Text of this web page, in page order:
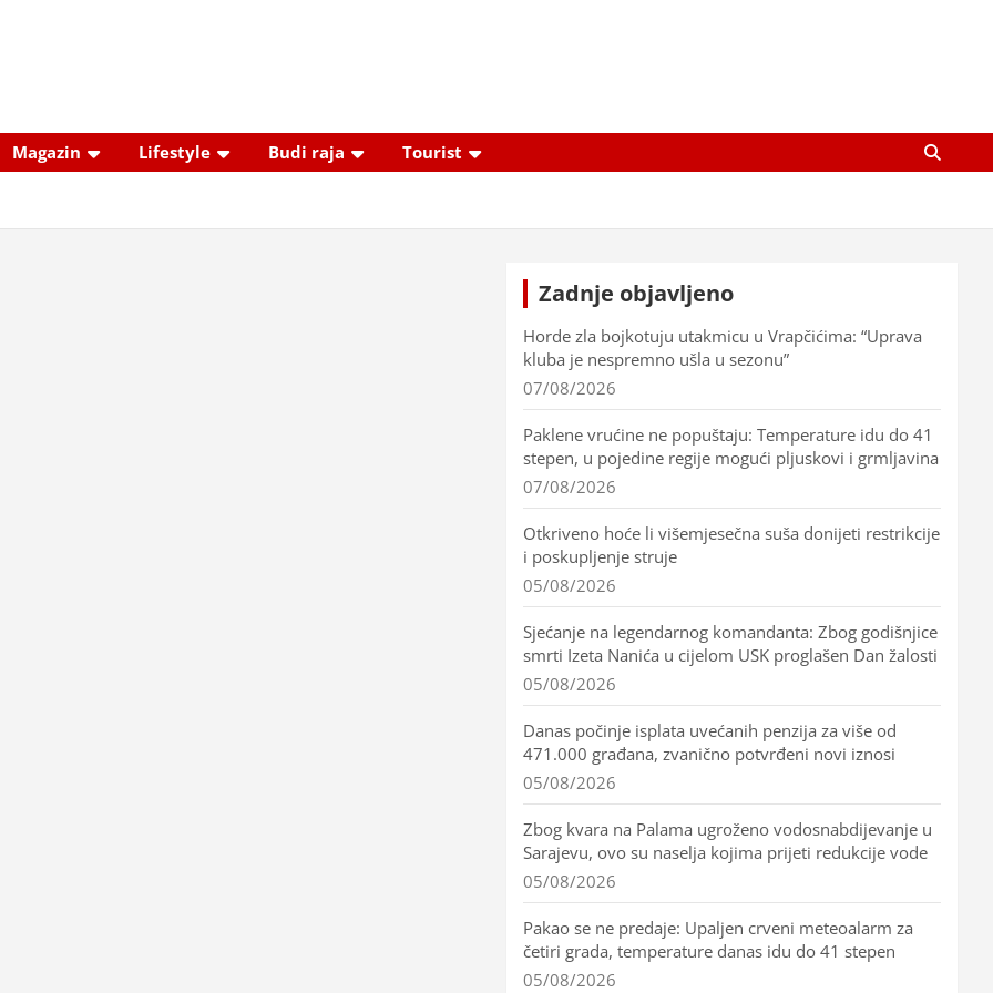
Magazin Lifestyle Budi raja Tourist
Zadnje objavljeno
Horde zla bojkotuju utakmicu u Vrapčićima: “Uprava
kluba je nespremno ušla u sezonu”
07/08/2026
Paklene vrućine ne popuštaju: Temperature idu do 41
stepen, u pojedine regije mogući pljuskovi i grmljavina
07/08/2026
Otkriveno hoće li višemjesečna suša donijeti restrikcije
i poskupljenje struje
05/08/2026
Sjećanje na legendarnog komandanta: Zbog godišnjice
smrti Izeta Nanića u cijelom USK proglašen Dan žalosti
05/08/2026
Danas počinje isplata uvećanih penzija za više od
471.000 građana, zvanično potvrđeni novi iznosi
05/08/2026
Zbog kvara na Palama ugroženo vodosnabdijevanje u
Sarajevu, ovo su naselja kojima prijeti redukcije vode
05/08/2026
Pakao se ne predaje: Upaljen crveni meteoalarm za
četiri grada, temperature danas idu do 41 stepen
05/08/2026